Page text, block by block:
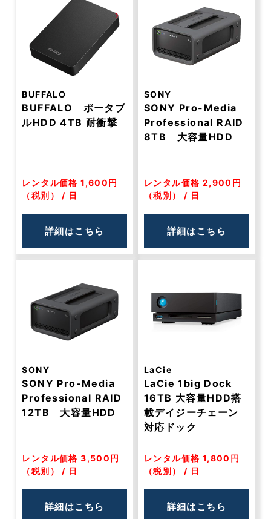
BUFFALO
BUFFALO ポータブ
ルHDD 4TB 耐衝撃
レンタル価格 1,600円
（税別） / 日
詳細はこちら
SONY
SONY Pro-Media
Professional RAID
8TB 大容量HDD
レンタル価格 2,900円
（税別） / 日
詳細はこちら
SONY
SONY Pro-Media
Professional RAID
12TB 大容量HDD
レンタル価格 3,500円
（税別） / 日
詳細はこちら
LaCie
LaCie 1big Dock
16TB 大容量HDD搭
載デイジーチェーン
対応ドック
レンタル価格 1,800円
（税別） / 日
詳細はこちら